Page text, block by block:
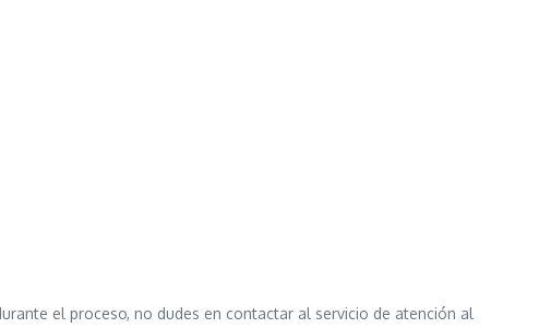
el proceso, no dudes en contactar al servicio de atención al